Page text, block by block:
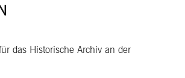
das Historische Archiv an der